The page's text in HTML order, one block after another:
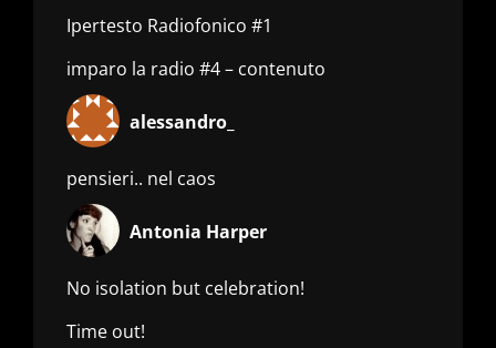
Ipertesto Radiofonico #1
imparo la radio #4 – contenuto
alessandro_
pensieri.. nel caos
Antonia Harper
No isolation but celebration!
Time out!